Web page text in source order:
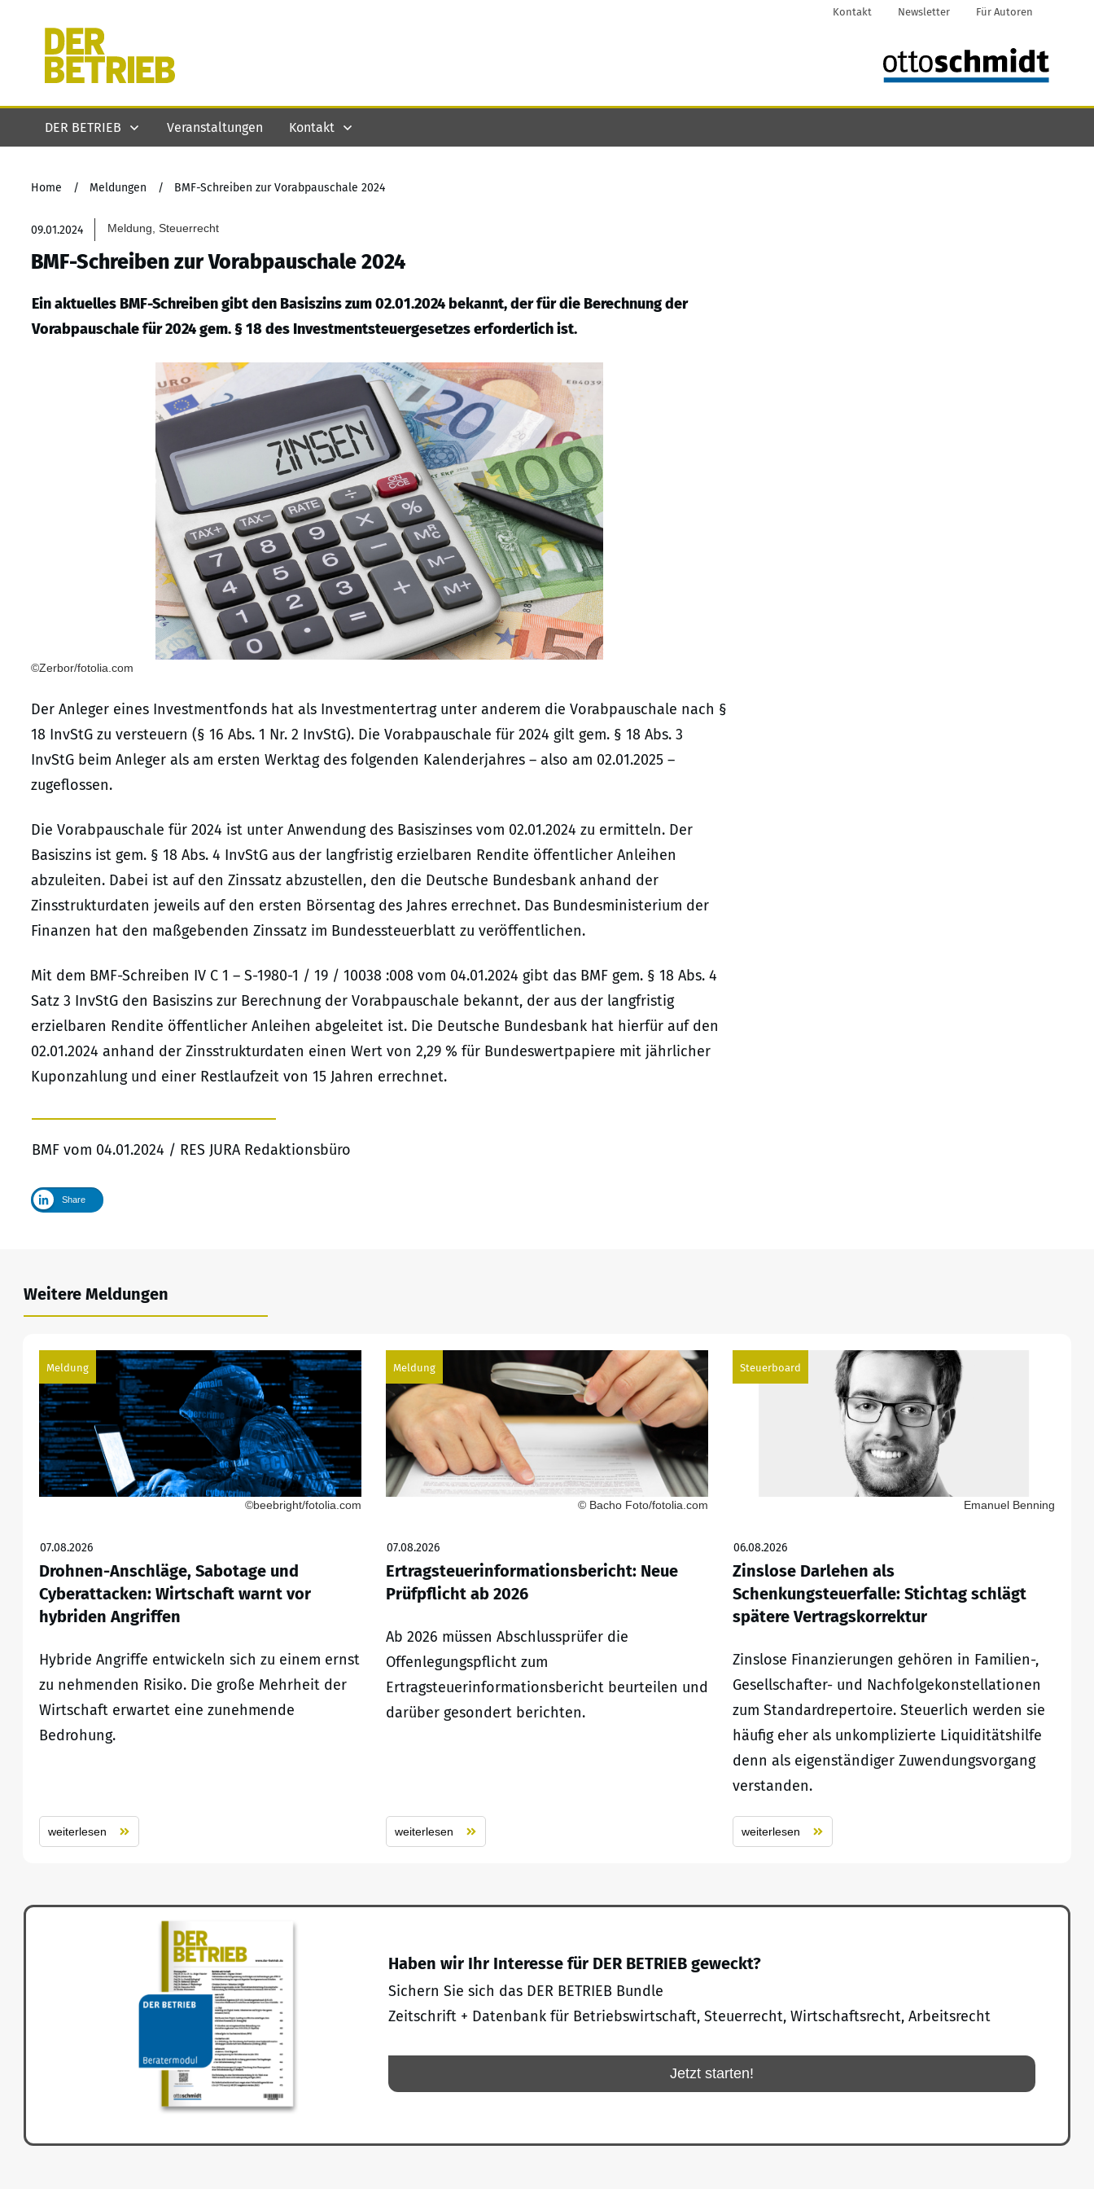
Kontakt Newsletter Für Autoren
DER BETRIEB Veranstaltungen Kontakt
Home / Meldungen / BMF-Schreiben zur Vorabpauschale 2024
09.01.2024 Meldung, Steuerrecht
BMF-Schreiben zur Vorabpauschale 2024
Ein aktuelles BMF-Schreiben gibt den Basiszins zum 02.01.2024 bekannt, der für die Berechnung der
Vorabpauschale für 2024 gem. § 18 des Investmentsteuergesetzes erforderlich ist.
©Zerbor/fotolia.com
Der Anleger eines Investmentfonds hat als Investmentertrag unter anderem die Vorabpauschale nach §
18 InvStG zu versteuern (§ 16 Abs. 1 Nr. 2 InvStG). Die Vorabpauschale für 2024 gilt gem. § 18 Abs. 3
InvStG beim Anleger als am ersten Werktag des folgenden Kalenderjahres – also am 02.01.2025 –
zugeflossen.
Die Vorabpauschale für 2024 ist unter Anwendung des Basiszinses vom 02.01.2024 zu ermitteln. Der
Basiszins ist gem. § 18 Abs. 4 InvStG aus der langfristig erzielbaren Rendite öffentlicher Anleihen
abzuleiten. Dabei ist auf den Zinssatz abzustellen, den die Deutsche Bundesbank anhand der
Zinsstrukturdaten jeweils auf den ersten Börsentag des Jahres errechnet. Das Bundesministerium der
Finanzen hat den maßgebenden Zinssatz im Bundessteuerblatt zu veröffentlichen.
Mit dem BMF-Schreiben IV C 1 – S-1980-1 / 19 / 10038 :008 vom 04.01.2024 gibt das BMF gem. § 18 Abs. 4
Satz 3 InvStG den Basiszins zur Berechnung der Vorabpauschale bekannt, der aus der langfristig
erzielbaren Rendite öffentlicher Anleihen abgeleitet ist. Die Deutsche Bundesbank hat hierfür auf den
02.01.2024 anhand der Zinsstrukturdaten einen Wert von 2,29 % für Bundeswertpapiere mit jährlicher
Kuponzahlung und einer Restlaufzeit von 15 Jahren errechnet.
BMF vom 04.01.2024 / RES JURA Redaktionsbüro
Share
Weitere Meldungen
Meldung
©beebright/fotolia.com
07.08.2026
Drohnen-Anschläge, Sabotage und
Cyberattacken: Wirtschaft warnt vor
hybriden Angriffen
Hybride Angriffe entwickeln sich zu einem ernst
zu nehmenden Risiko. Die große Mehrheit der
Wirtschaft erwartet eine zunehmende
Bedrohung.
weiterlesen
Meldung
© Bacho Foto/fotolia.com
07.08.2026
Ertragsteuerinformationsbericht: Neue
Prüfpflicht ab 2026
Ab 2026 müssen Abschlussprüfer die
Offenlegungspflicht zum
Ertragsteuerinformationsbericht beurteilen und
darüber gesondert berichten.
weiterlesen
Steuerboard
Emanuel Benning
06.08.2026
Zinslose Darlehen als
Schenkungsteuerfalle: Stichtag schlägt
spätere Vertragskorrektur
Zinslose Finanzierungen gehören in Familien-,
Gesellschafter- und Nachfolgekonstellationen
zum Standardrepertoire. Steuerlich werden sie
häufig eher als unkomplizierte Liquiditätshilfe
denn als eigenständiger Zuwendungsvorgang
verstanden.
weiterlesen
Haben wir Ihr Interesse für DER BETRIEB geweckt?
Sichern Sie sich das DER BETRIEB Bundle
Zeitschrift + Datenbank für Betriebswirtschaft, Steuerrecht, Wirtschaftsrecht, Arbeitsrecht
Jetzt starten!